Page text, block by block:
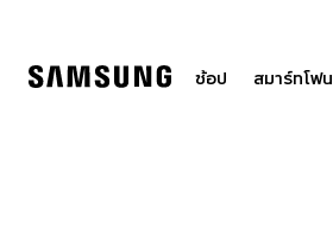
ช้อป สมาร์ทโฟน